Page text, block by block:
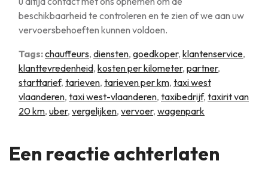
beschikbaarheid te controleren en te zien of we aan uw
vervoersbehoeften kunnen voldoen.
Tags:chauffeurs, diensten, goedkoper, klantenservice,
klanttevredenheid, kosten per kilometer, partner,
starttarief, tarieven, tarieven per km, taxi west
vlaanderen, taxi west-vlaanderen, taxibedrijf, taxirit van
20 km, uber, vergelijken, vervoer, wagenpark
Een reactie achterlaten